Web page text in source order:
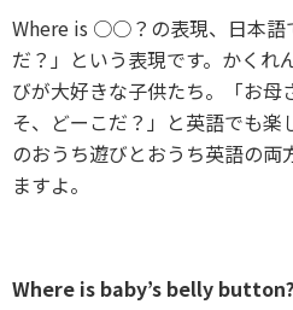
Where is ○○？の表現、日本
だ？」という表現です。かくれ
びが大好きな子供たち。「お母
そ、どーこだ？」と英語でも
のおうち遊びとおうち英語の両
ますよ。
Where is baby’s belly